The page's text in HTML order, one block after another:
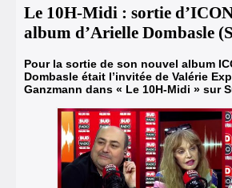
Le 10H-Midi : sortie
album d’Arielle Dombasle
Pour la sortie de son nouvel album
Dombasle était l’invitée de Valérie
Ganzmann dans « Le 10H-Midi » sur